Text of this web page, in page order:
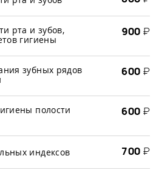
рта и зубов,
гигиены
900 ₽
зубных рядов
600 ₽
полости
600 ₽
индексов 700 ₽